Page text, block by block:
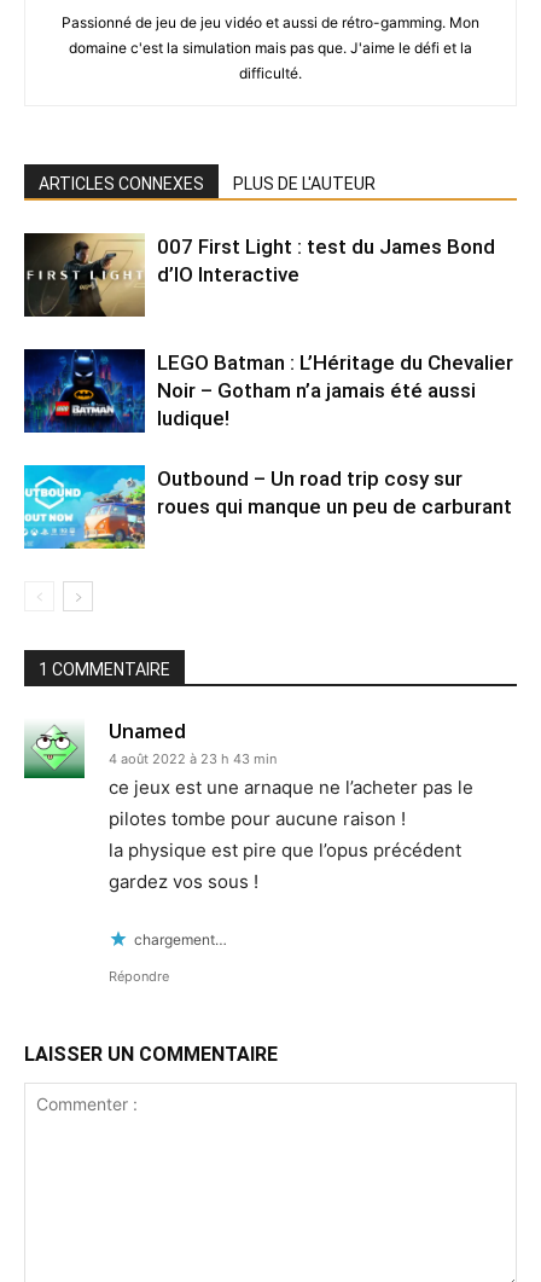
Passionné de jeu de jeu vidéo et aussi de rétro-gamming. Mon
domaine c'est la simulation mais pas que. J'aime le défi et la
difficulté.
ARTICLES CONNEXES PLUS DE L'AUTEUR
007 First Light : test du James Bond
d’IO Interactive
LEGO Batman : L’Héritage du Chevalier
Noir – Gotham n’a jamais été aussi
ludique!
Outbound – Un road trip cosy sur
roues qui manque un peu de carburant
1 COMMENTAIRE
Unamed
4 août 2022 à 23 h 43 min
ce jeux est une arnaque ne l’acheter pas le
pilotes tombe pour aucune raison !
la physique est pire que l’opus précédent
gardez vos sous !
chargement…
Répondre
LAISSER UN COMMENTAIRE